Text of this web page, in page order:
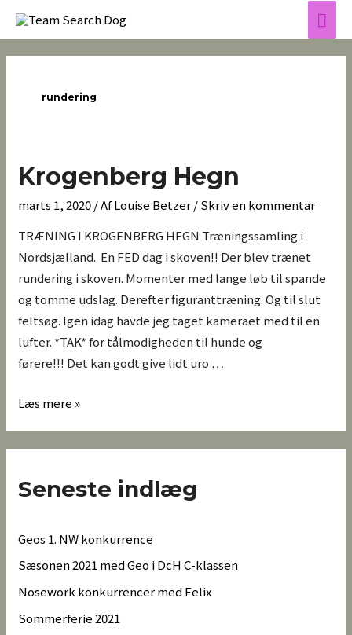
indholdet
rundering
Krogenberg Hegn
marts 1, 2020/ AfLouise Betzer/Skriv en kommentar
TRÆNING I KROGENBERG HEGN Træningssamling i
Nordsjælland. En FED dag i skoven!! Der blev trænet
rundering i skoven. Momenter med lange løb til spande
og tomme udslag. Derefter figuranttræning. Og til slut
feltsøg. Igen idag havde jeg taget kameraet med til en
lufter. *TAK* for tålmodigheden til hunde og
førere!!! Det kan godt give lidt uro …
Krogenberg
Læs mere »
Seneste indlæg
Geos 1. NW konkurrence
Sæsonen 2021 med Geo i DcH C-klassen
Nosework konkurrencer med Felix
Sommerferie 2021